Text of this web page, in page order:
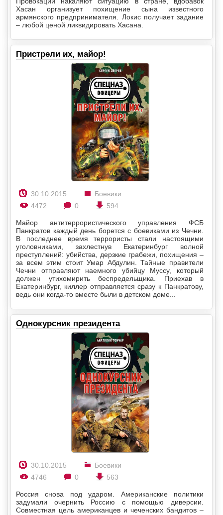
Хасан организует похищение сына известного
армянского предпринимателя. Локис получает задание
– любой ценой ликвидировать Хасана.
Пристрели их, майор!
30.10.2015
Боевики
4472
0 594
Майор антитеррористического управления ФСБ
Панкратов каждый день борется с боевиками из Чечни.
В последнее время террористы стали настоящими
уголовниками, захлестнув Екатеринбург волной
преступлений: убийства, дерзкие грабежи, похищения –
за всем этим стоит Умар Абдулин. Тайные правители
Чечни отправляют наемного убийцу Муссу, который
должен утихомирить беспредельщика. Приехав в
Екатеринбург, киллер отправляется сразу к Панкратову,
ведь они когда-то вместе были в детском доме...
Однокурсник президента
30.10.2015
Боевики
4746
0 563
Россия снова под ударом. Американские политики
задумали очернить Россию с помощью диверсии.
Совместная цель американцев и чеченских бандитов –